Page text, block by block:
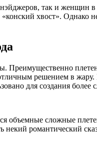
так и женщин в
хвост». Однако
решением в
для создания
объемные сложные
некий романтический